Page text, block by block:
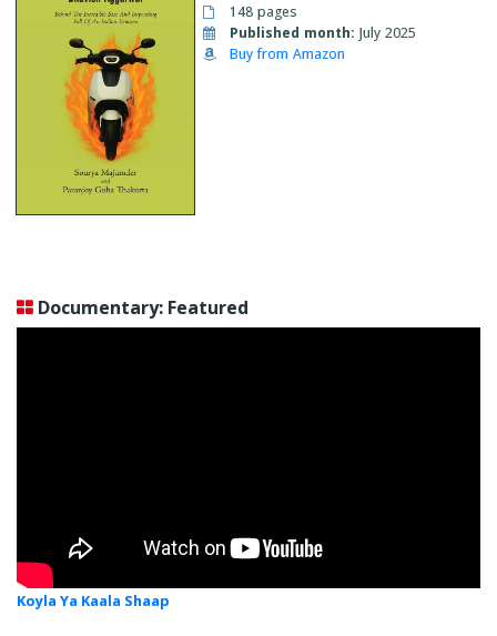
148 pages
Published month: July 2025
Buy from Amazon
Documentary: Featured
Koyla Ya Kaala Shaap